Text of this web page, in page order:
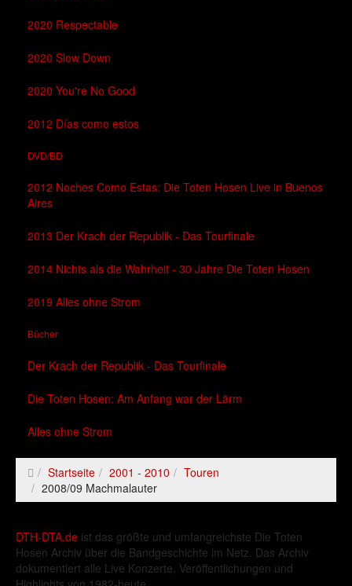
2020 Respectable
2020 Slow Down
2020 You're No Good
2012 Días como estos
DVD/BD
2012 Noches Como Estas: Die Toten Hosen Live in Buenos
Aires
2013 Der Krach der Republik - Das Tourfinale
2014 Nichts als die Wahrheit - 30 Jahre Die Toten Hosen
2019 Alles ohne Strom
Bücher
Der Krach der Republik - Das Tourfinale
Die Toten Hosen: Am Anfang war der Lärm
Alles ohne Strom
Startseite 2001 - 2010
Touren
2008/09 Machmalauter
DTH-DTA.de ist das größte und umfangreichste Die Toten
Hosen Archiv über die Bandgeschichte im Netz. Das Archiv
dokumentiert alle Live Konzerte, Veröffentlichungen und